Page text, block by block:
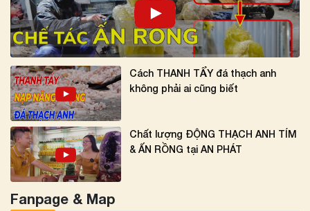
Cách THANH TẨY đá thạch anh
không phải ai cũng biết
Chất lượng ĐỘNG THẠCH ANH TÍM
& ẤN RỒNG tại AN PHÁT
Fanpage & Map